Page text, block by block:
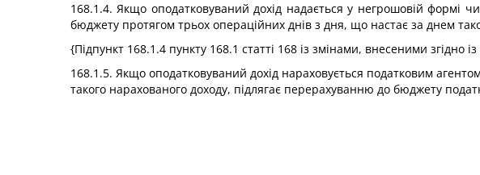
168.1.4. Якщо оподатковуваний дохід надається у негрошовій формі
бюджету протягом трьох операційних днів з дня, що настає за днем
{Підпункт 168.1.4 пункту 168.1 статті 168 із змінами, внесеними згідно
168.1.5. Якщо оподатковуваний дохід нараховується податковим
такого нарахованого доходу, підлягає перерахуванню до бюджету